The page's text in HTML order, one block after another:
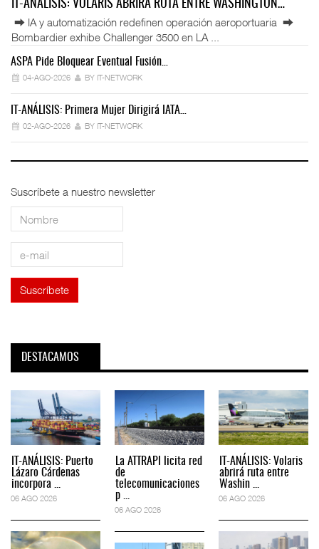
IT-ANÁLISIS: VOLARIS ABRIRÁ RUTA ENTRE WASHINGTON…
⮕ IA y automatización redefinen operación aeroportuaria ⮕
Bombardier exhibe Challenger 3500 en LA ...
ASPA Pide Bloquear Eventual Fusión…
04-AGO-2026 BY IT-NETWORK
IT-ANÁLISIS: Primera Mujer Dirigirá IATA…
02-AGO-2026 BY IT-NETWORK
Suscríbete a nuestro newsletter
DESTACAMOS
IT-ANÁLISIS: Puerto
Lázaro Cárdenas
incorpora ...
06 AGO 2026
La ATTRAPI licita red
de
telecomunicaciones
p ...
06 AGO 2026
IT-ANÁLISIS: Volaris
abrirá ruta entre
Washin ...
06 AGO 2026